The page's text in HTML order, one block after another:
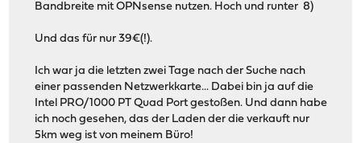
Bandbreite mit OPNsense nutzen. Hoch und runter 8)
Und das für nur 39€(!).
Ich war ja die letzten zwei Tage nach der Suche nach
einer passenden Netzwerkkarte... Dabei bin ja auf die
Intel PRO/1000 PT Quad Port gestoßen. Und dann habe
ich noch gesehen, das der Laden der die verkauft nur
5km weg ist von meinem Büro!